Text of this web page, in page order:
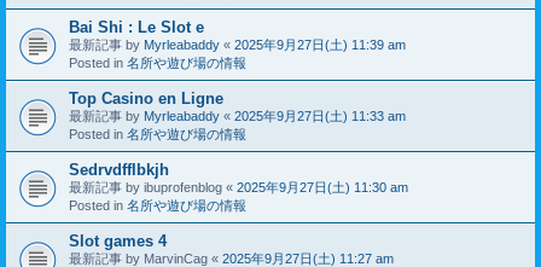
Bai Shi : Le Slot e
最新記事 by Myrleabaddy « 2025年9月27日(土) 11:39 am
Posted in 名所や遊び場の情報
Top Casino en Ligne
最新記事 by Myrleabaddy « 2025年9月27日(土) 11:33 am
Posted in 名所や遊び場の情報
Sedrvdfflbkjh
最新記事 by ibuprofenblog « 2025年9月27日(土) 11:30 am
Posted in 名所や遊び場の情報
Slot games 4
最新記事 by MarvinCag « 2025年9月27日(土) 11:27 am